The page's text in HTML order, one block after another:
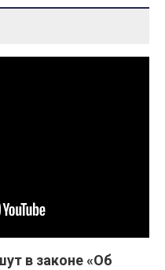
в законе «Об